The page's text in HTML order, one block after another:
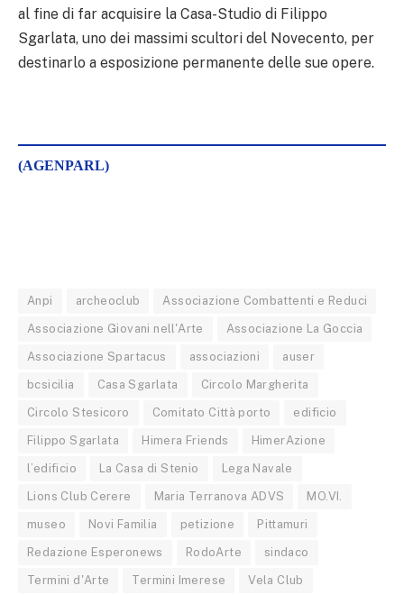
al fine di far acquisire la Casa-Studio di Filippo
Sgarlata, uno dei massimi scultori del Novecento, per
destinarlo a esposizione permanente delle sue opere.
(AGENPARL)
Anpi archeoclub Associazione Combattenti e Reduci
Associazione Giovani nell'Arte Associazione La Goccia
Associazione Spartacus associazioni auser
bcsicilia Casa Sgarlata Circolo Margherita
Circolo Stesicoro Comitato Città porto edificio
Filippo Sgarlata Himera Friends HimerAzione
l’edificio La Casa di Stenio Lega Navale
Lions Club Cerere Maria Terranova ADVS MO.VI.
museo Novi Familia petizione Pittamuri
Redazione Esperonews RodoArte sindaco
Termini d'Arte Termini Imerese Vela Club